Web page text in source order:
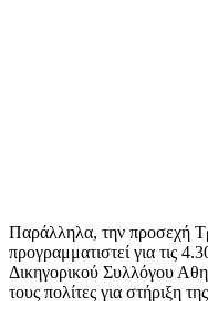
Παράλληλα, την προσεχή
προγραμματιστεί για τις
Δικηγορικού Συλλόγου
τους πολίτες για στήριξη